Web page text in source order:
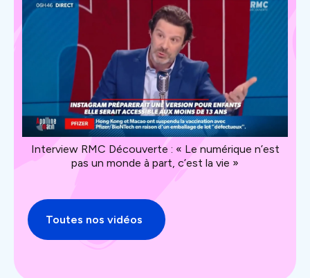
Interview RMC Découverte : « Le numérique n’est
pas un monde à part, c’est la vie »
Toutes nos vidéos